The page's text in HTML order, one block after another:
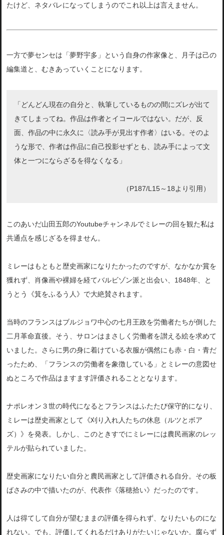
たけど、ネタバレになってしまうのでこれ以上は言えません。
一方で夢センセは「夢野宇多」という自身の作家像と、月子は己の
編集道と、むきあっていくことになります。
「どんどん現在の自分と、執筆しているものの間にズレが出て
きてしまってね。作品は作者とイコールではない。だが、反
面、作品の中に永久に〈読み手が見出す作者〉はいる。そのよ
うな形で、作者は作品に自己投影せずとも、読み手によって文
体と一つにならざるを得なくなる」
（P187/L15～18より引用）
このあいだ山田五郎のYoutubeチャンネルでミレーの回を観た私は
共通点を感じざるを得ません。
ミレーはもともと歴史画家になりたかったのですが、なかなか賞を
獲れず、肖像画や裸婦を経てバルビゾン派と出会い、1848年、と
うとう《箕をふるう人》で大絶賛されます。
当時のフランスはブルジョワ中心の七月王政を労働者たちが倒した
二月革命直後。そう、サロンはまさしく労働者を讃える絵を求めて
いました。さらに男の身に着けている衣服が偶然にも赤・白・青だ
ったため、「フランスの労働者を象徴している」とミレーの意図せ
ぬところで作品はますます評価されることとなります。
ナポレオン３世の時代になるとフランスはふたたび保守的になり、
ミレーは歴史画家として《刈り入れ人たちの休息（ルツとボア
ズ）》を発表。しかし、このときすでにミレーには農民画家のレッ
テルが貼られていました。
歴史画家になりたい自分と農民画家として評価される自分。その板
ばさみの中で描いたのが、代表作《落穂拾い》だったのです。
人は得てして自分が望むままの評価を得られず、なりたいものにな
れない。でも、評価してくれるだけありがたいじゃないか。腐らず